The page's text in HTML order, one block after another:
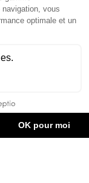
AU PANIER
d'origine
véhicule tout